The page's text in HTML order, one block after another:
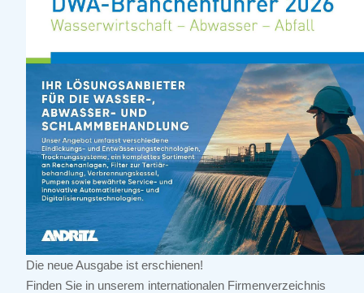
Die neue Ausgabe ist erschienen!
Finden Sie in unserem internationalen Firmenverzeichnis